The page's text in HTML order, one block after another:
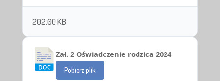
202.00 KB
Zał. 2 Oświadczenie rodzica 2024
Pobierz plik